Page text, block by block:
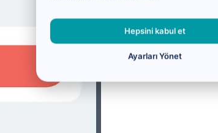
Hepsini kabul et
Ayarları Yönet